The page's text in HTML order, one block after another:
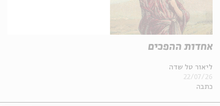
אחדות ההפכים
ליאור טל שדה
כתבה
22/07/26